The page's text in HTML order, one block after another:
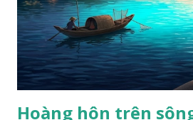
Hoàng hôn trên